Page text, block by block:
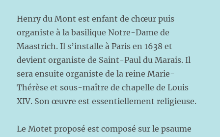
Henry du Mont est enfant de chœur puis
organiste à la basilique Notre-Dame de
Maastrich. Il s’installe à Paris en 1638 et
devient organiste de Saint-Paul du Marais. Il
sera ensuite organiste de la reine Marie-
Thérèse et sous-maître de chapelle de Louis
XIV. Son œuvre est essentiellement religieuse.
Le Motet proposé est composé sur le psaume